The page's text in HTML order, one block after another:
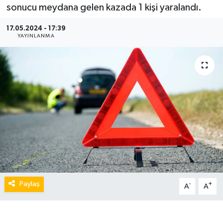
sonucu meydana gelen kazada 1 kişi yaralandı.
17.05.2024 - 17:39
YAYINLANMA
Paylaş A- A+
Ekonomi
Gazipaşa
Haber Arşivi